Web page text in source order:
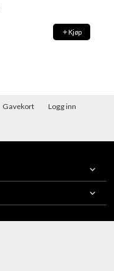
Kjøp
Gavekort Logg inn